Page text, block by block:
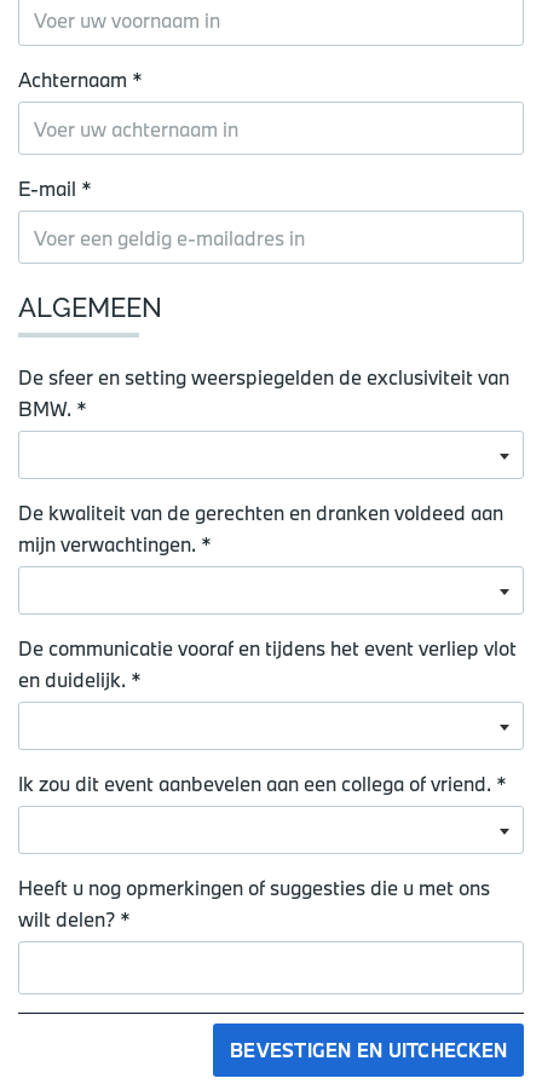
Achternaam *
E-mail *
ALGEMEEN
De sfeer en setting weerspiegelden de exclusiviteit van
BMW. *
De kwaliteit van de gerechten en dranken voldeed aan
mijn verwachtingen. *
De communicatie vooraf en tijdens het event verliep vlot
en duidelijk. *
Ik zou dit event aanbevelen aan een collega of vriend. *
Heeft u nog opmerkingen of suggesties die u met ons
wilt delen? *
BEVESTIGEN EN UITCHECKEN